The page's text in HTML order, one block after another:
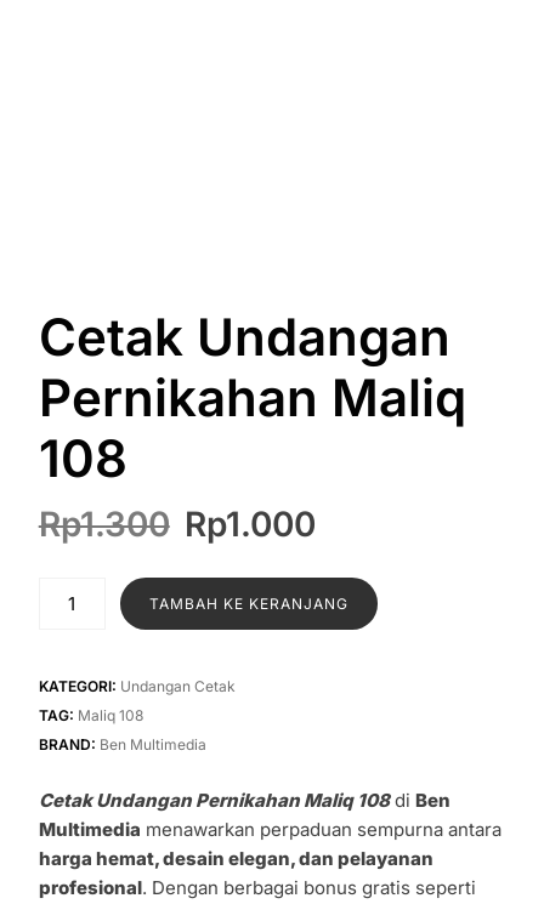
Cetak Undangan
Pernikahan Maliq
108
Rp1.300 Harga
aslinya
adalah:
Rp1.300.
Rp1.000
ini
adalah:
Kuantitas
Pernikahan
Maliq
108
TAMBAH KE KERANJANG
KATEGORI: Undangan Cetak
TAG: Maliq 108
BRAND: Ben Multimedia
Cetak Undangan Pernikahan Maliq 108di Ben
Multimedia menawarkan perpaduan sempurna antara
harga hemat, desain elegan, dan pelayanan
profesional. Dengan berbagai bonus gratis seperti